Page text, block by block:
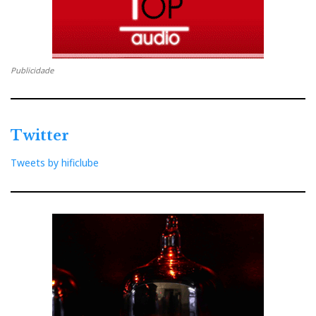
afinados a gosto pelo dono em função da sala. Diga-
se, em abono da verdade, que a coloração é mínima
nos actuais painéis Xstat, e só se detecta depois de
termos habituado o ouvido à exótica neutralidade das
Quad.
Quad 63, associada ao equilíbrio tonal em tons pastel,
com evidente limitação da paleta de cor nos extremos
de frequência, e à letargia macrodinâmica (a
microdinâmica é superlativa) as tornava algo
sensaboronas para o meu gosto, isto para não dizer
que eram mesmo chatas e enfadonhas, por
comparação com a luminosa alacridade das Martin
Logan.
Publicidade
Twitter
Tweets by hificlube